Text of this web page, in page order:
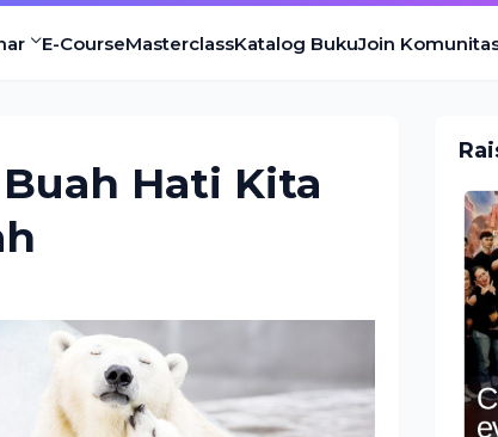
E-CourseMasterclassKatalog BukuJoin
Hati Kita